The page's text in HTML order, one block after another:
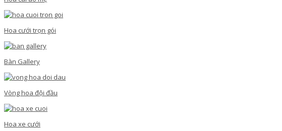
Hoa cưới trọn gói
Bàn Gallery
Vòng hoa đội đầu
Hoa xe cưới